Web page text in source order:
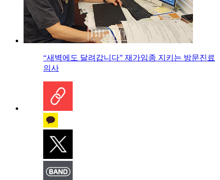
“새벽에도 달려갑니다” 재가임종 지키는 방문진료
의사